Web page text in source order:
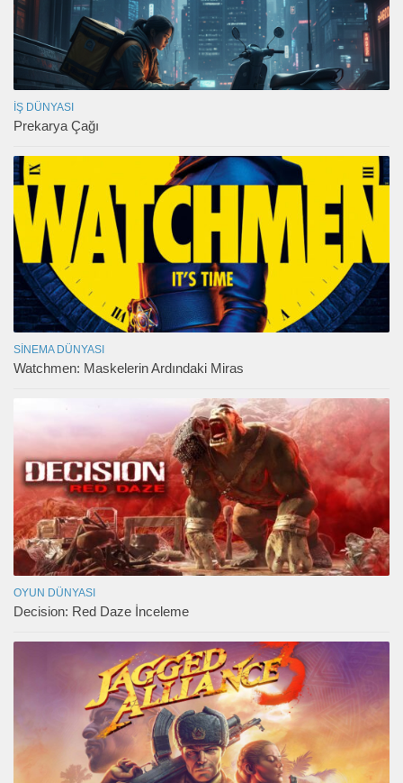
İŞ DÜNYASI
Prekarya Çağı
SINEMA DÜNYASI
Watchmen: Maskelerin Ardındaki Miras
OYUN DÜNYASI
Decision: Red Daze İnceleme